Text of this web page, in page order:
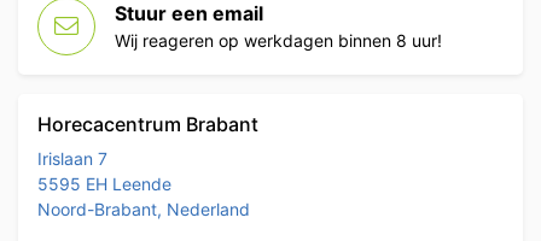
Stuur een email
Wij reageren op werkdagen binnen 8 uur!
Horecacentrum Brabant
Irislaan 7
5595 EH Leende
Noord-Brabant, Nederland